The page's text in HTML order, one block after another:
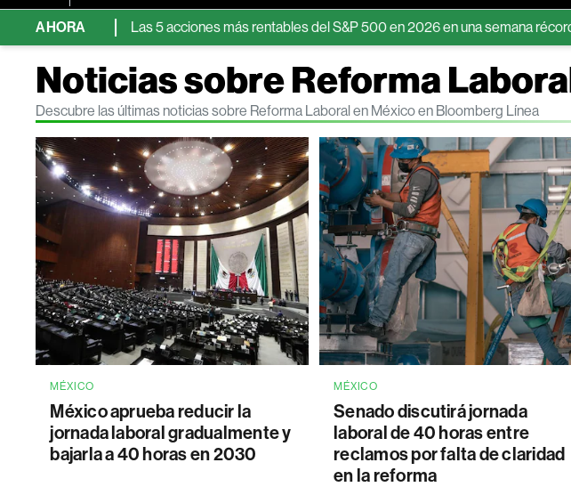
AHORA
Las 5 acciones más rentables del S&P 500 en 2026 en una semana récord para Wall
Noticias sobre Reforma
Descubre las últimas noticias sobre Reforma Laboral en México en Bloomberg Línea
MÉXICO
México aprueba reducir la
jornada laboral gradualmente y
bajarla a 40 horas en 2030
MÉXICO
Senado discutirá jornada
laboral de 40 horas entre
reclamos por falta de claridad
en la reforma